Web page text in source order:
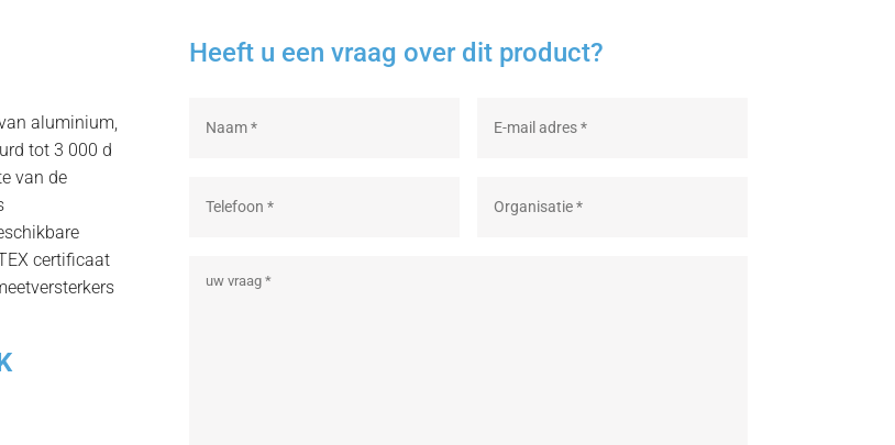
aluminium,
tot 3 000 d
van de
certificaat
Heeft u een vraag over dit product?